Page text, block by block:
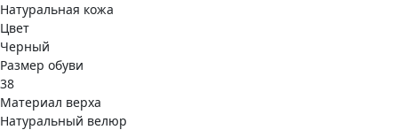
Натуральная кожа
Цвет
Черный
Размер обуви
38
Материал верха
Натуральный велюр